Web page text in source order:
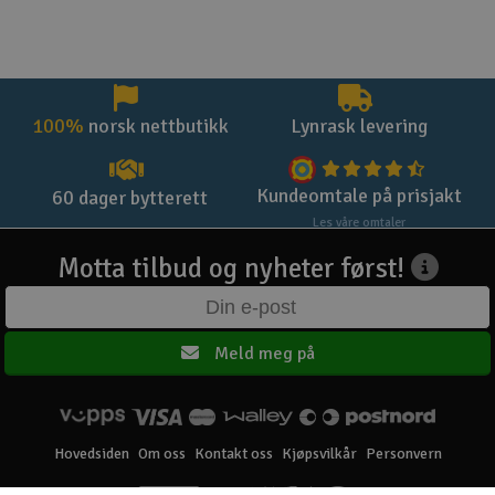
100% norsk nettbutikk Lynrask levering
60 dager bytterett Kundeomtale på prisjakt
Les våre omtaler
Motta tilbud og nyheter først!
Meld meg på
Hovedsiden Om oss Kontakt oss Kjøpsvilkår Personvern